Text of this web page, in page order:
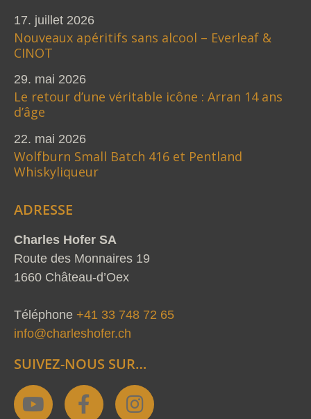
17. juillet 2026
Nouveaux apéritifs sans alcool – Everleaf &
CINOT
29. mai 2026
Le retour d’une véritable icône : Arran 14 ans
d’âge
22. mai 2026
Wolfburn Small Batch 416 et Pentland
Whiskyliqueur
ADRESSE
Charles Hofer SA
Route des Monnaires 19
1660 Château-d’Oex
Téléphone +41 33 748 72 65
info@charleshofer.ch
SUIVEZ-NOUS SUR…
Y
o
F
a
I
n